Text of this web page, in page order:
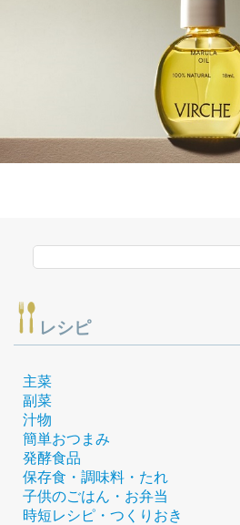
レシピ
主菜
副菜
汁物
簡単おつまみ
発酵食品
保存食・調味料・たれ
子供のごはん・お弁当
時短レシピ・つくりおき